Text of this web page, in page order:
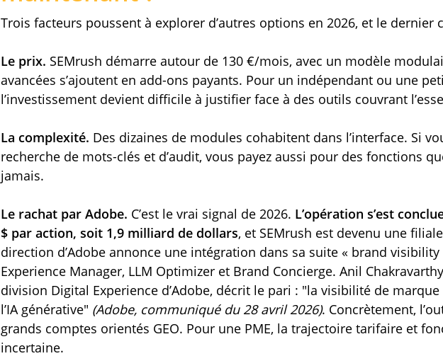
Trois facteurs poussent à explorer d’autres options en 2026, et le dernier
Le prix. SEMrush démarre autour de 130 €/mois, avec un modèle
avancées s’ajoutent en add-ons payants. Pour un indépendant ou une
l’investissement devient difficile à justifier face à des outils couvrant
La complexité. Des dizaines de modules cohabitent dans l’interface. Si
recherche de mots-clés et d’audit, vous payez aussi pour des fonctions
jamais.
Le rachat par Adobe. C’est le vrai signal de 2026. L’opération s’est
$ par action, soit 1,9 milliard de dollars, et SEMrush est devenu une
direction d’Adobe annonce une intégration dans sa suite « brand visibility
Experience Manager, LLM Optimizer et Brand Concierge. Anil
division Digital Experience d’Adobe, décrit le pari : la visibilité de
l’IA générative (Adobe, communiqué du 28 avril 2026). Concrètement,
grands comptes orientés GEO. Pour une PME, la trajectoire tarifaire et
incertaine.